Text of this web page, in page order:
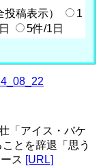
稿表示）
1
5件/1日
「アイス・バケ
とを辞退「思う
ス [URL]